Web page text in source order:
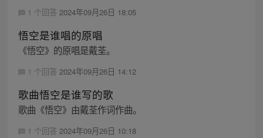
1 个回答 2024年09月26日 18:05
悟空是谁唱的原唱
《悟空》的原唱是戴荃。
1 个回答 2024年09月26日 14:12
歌曲悟空是谁写的歌
歌曲《悟空》由戴荃作词作曲。
1 个回答 2024年09月26日 10:18